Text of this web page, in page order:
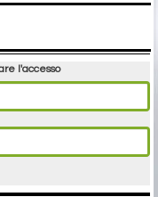
l'accesso